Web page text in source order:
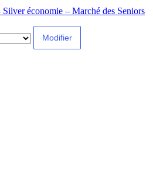
économie – Marché des Seniors